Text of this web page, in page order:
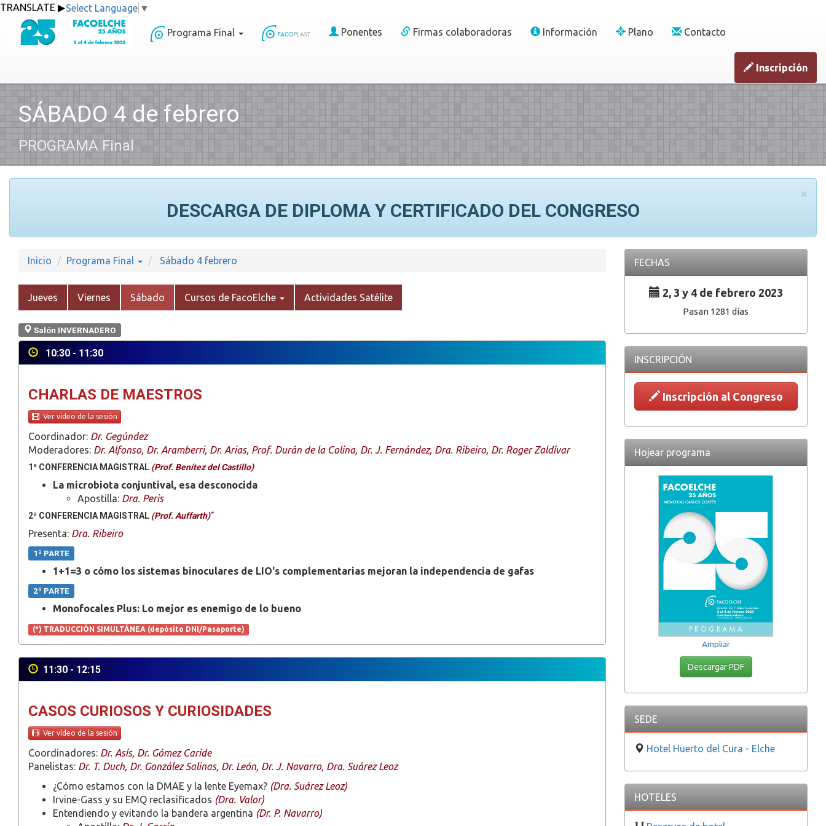
Select Language ▼
Programa Final Ponentes Firmas colaboradoras Información Plano Contacto
Inscripción
SÁBADO 4 de febrero
PROGRAMA Final
×
DESCARGA DE DIPLOMA Y CERTIFICADO DEL CONGRESO
Inicio Programa Final Sábado 4 febrero
Jueves Viernes Sábado Cursos de FacoElche Actividades Satélite
Salón INVERNADERO
10:30 - 11:30
CHARLAS DE MAESTROS
Ver vídeo de la sesión
Coordinador: Dr. Gegúndez
Moderadores: Dr. Alfonso, Dr. Aramberri, Dr. Arias, Prof. Durán de la Colina, Dr. J. Fernández, Dra. Ribeiro, Dr. Roger Zaldívar
1ª CONFERENCIA MAGISTRAL (Prof. Benítez del Castillo)
La microbiota conjuntival, esa desconocida
Apostilla: Dra. Peris
2ª CONFERENCIA MAGISTRAL (Prof. Auffarth)*
Presenta: Dra. Ribeiro
1ª PARTE
1+1=3 o cómo los sistemas binoculares de LIO's complementarias mejoran la independencia de gafas
2ª PARTE
Monofocales Plus: Lo mejor es enemigo de lo bueno
(*) TRADUCCIÓN SIMULTÁNEA (depósito DNI/Pasaporte)
11:30 - 12:15
CASOS CURIOSOS Y CURIOSIDADES
Ver vídeo de la sesión
Coordinadores: Dr. Asís, Dr. Gómez Caride
Panelistas: Dr. T. Duch, Dr. González Salinas, Dr. León, Dr. J. Navarro, Dra. Suárez Leoz
¿Cómo estamos con la DMAE y la lente Eyemax? (Dra. Suárez Leoz)
Irvine-Gass y su EMQ reclasificados (Dra. Valor)
Entendiendo y evitando la bandera argentina (Dr. P. Navarro)
FECHAS
2, 3 y 4 de febrero 2023
Pasan 1281 días
INSCRIPCIÓN
Inscripción al Congreso
Hojear programa
Ampliar
Descargar PDF
SEDE
Hotel Huerto del Cura - Elche
HOTELES